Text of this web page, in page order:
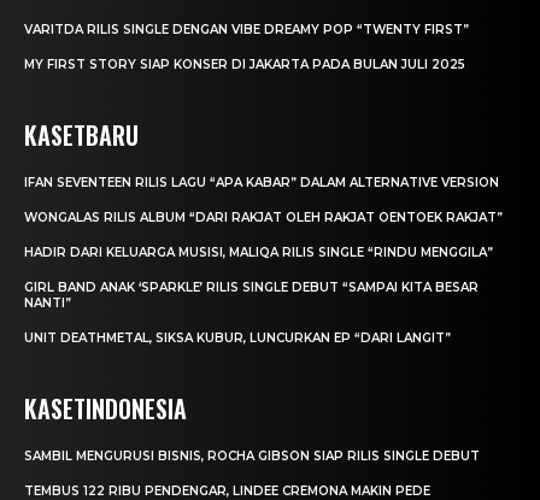
VARITDA RILIS SINGLE DENGAN VIBE DREAMY POP “TWENTY FIRST”
MY FIRST STORY SIAP KONSER DI JAKARTA PADA BULAN JULI 2025
KASETBARU
IFAN SEVENTEEN RILIS LAGU “APA KABAR” DALAM ALTERNATIVE VERSION
WONGALAS RILIS ALBUM “DARI RAKJAT OLEH RAKJAT OENTOEK RAKJAT”
HADIR DARI KELUARGA MUSISI, MALIQA RILIS SINGLE “RINDU MENGGILA”
GIRL BAND ANAK ‘SPARKLE’ RILIS SINGLE DEBUT “SAMPAI KITA BESAR
NANTI”
UNIT DEATHMETAL, SIKSA KUBUR, LUNCURKAN EP “DARI LANGIT”
KASETINDONESIA
SAMBIL MENGURUSI BISNIS, ROCHA GIBSON SIAP RILIS SINGLE DEBUT
TEMBUS 122 RIBU PENDENGAR, LINDEE CREMONA MAKIN PEDE